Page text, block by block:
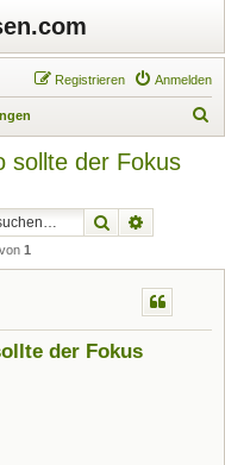
Anmelden
Registrieren
sollte der Fokus
Suche
von 1
der Fokus